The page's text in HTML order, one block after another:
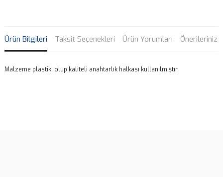
Ürün Bilgileri Taksit Seçenekleri Ürün Yorumları Önerileriniz
Malzeme plastik, olup kaliteli anahtarlık halkası kullanılmıştır.